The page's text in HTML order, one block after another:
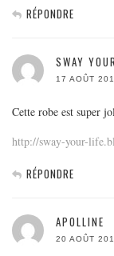
RÉPONDRE
SWAY
17 AOÛT
Cette robe est super
http://sway-your-
RÉPONDRE
APOLLINE
20 AOÛT